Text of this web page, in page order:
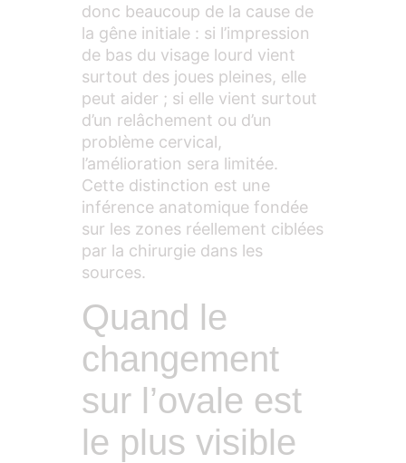
donc beaucoup de la cause de
la gêne initiale : si l’impression
de bas du visage lourd vient
surtout des joues pleines, elle
peut aider ; si elle vient surtout
d’un relâchement ou d’un
problème cervical,
l’amélioration sera limitée.
Cette distinction est une
inférence anatomique fondée
sur les zones réellement ciblées
par la chirurgie dans les
sources.
Quand le
changement
sur l’ovale est
le plus visible